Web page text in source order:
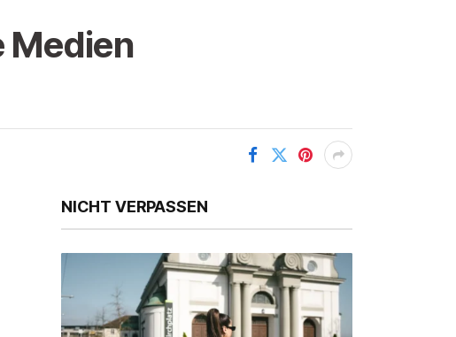
Medien
NICHT VERPASSEN